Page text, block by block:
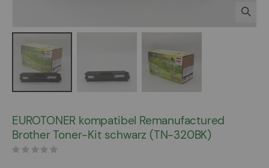
der
Bildergalerie
springen
EUROTONER kompatibel Remanufactured
Brother Toner-Kit schwarz (TN-320BK)